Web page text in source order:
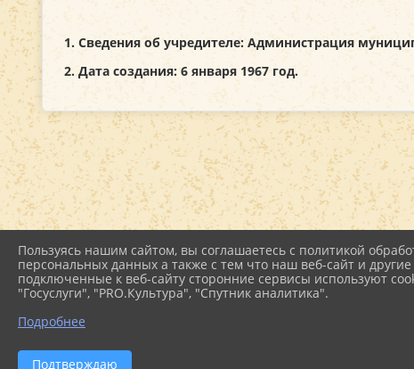
1. Сведения об учредителе: Администрация
2. Дата создания: 6 января 1967 год.
Пользуясь нашим сайтом, вы соглашаетесь с политикой
персональных данных а также с тем что наш веб-сайт и другие
подключенные к веб-сайту сторонние сервисы используют
"Госуслуги", "PRO.Культура", "Спутник аналитика".
Подробнее
Подтверждаю